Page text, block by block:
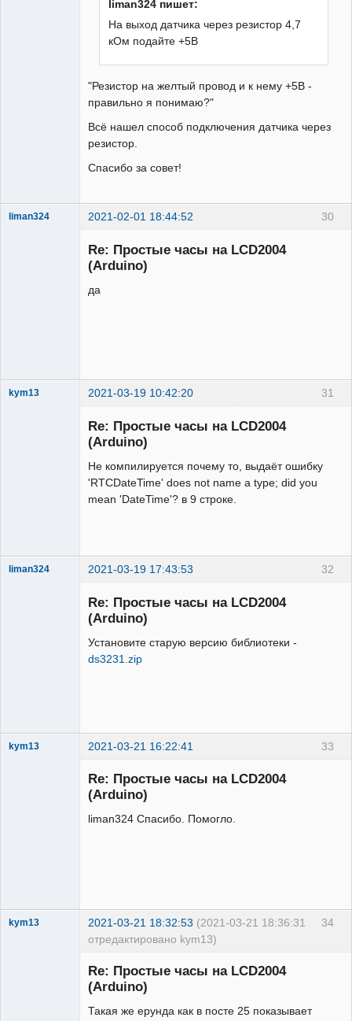
liman324 пишет:
На выход датчика через резистор 4,7
кОм подайте +5В
"Резистор на желтый провод и к нему +5В -
правильно я понимаю?"
Всё нашел способ подключения датчика через
резистор.
Спасибо за совет!
30
liman324 2021-02-01 18:44:52
Re: Простые часы на LCD2004
(Arduino)
да
31
kym13 2021-03-19 10:42:20
Re: Простые часы на LCD2004
(Arduino)
Не компилируется почему то, выдаёт ошибку
'RTCDateTime' does not name a type; did you
mean 'DateTime'? в 9 строке.
32
liman324 2021-03-19 17:43:53
Re: Простые часы на LCD2004
(Arduino)
Установите старую версию библиотеки -
ds3231.zip
33
kym13 2021-03-21 16:22:41
Re: Простые часы на LCD2004
(Arduino)
liman324 Спасибо. Помогло.
34
kym13 2021-03-21 18:32:53 (2021-03-21 18:36:31
отредактировано kym13)
Re: Простые часы на LCD2004
(Arduino)
Такая же ерунда как в посте 25 показывает